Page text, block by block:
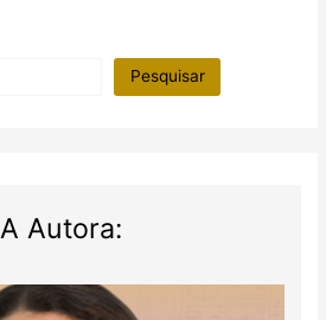
Pesquisar
A Autora: